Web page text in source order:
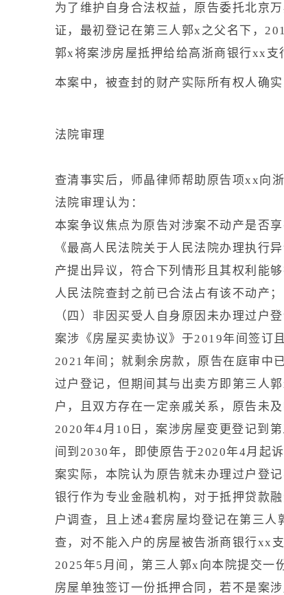
为了维护自身合法权益，原告委托北京
证，最初登记在第三人郭x之父名下，
郭x将案涉房屋抵押给给高浙商银行xx支
本案中，被查封的财产实际所有权人确实
法院审理
查清事实后，师晶律师帮助原告项xx向
法院审理认为：
本案争议焦点为原告对涉案不动产是否
《最高人民法院关于人民法院办理执行
产提出异议，符合下列情形且其权利能
人民法院查封之前已合法占有该不动产
（四）非因买受人自身原因未办理过户登
案涉《房屋买卖协议》于2019年间签订
2021年间；就剩余房款，原告在庭审中
过户登记，但期间其与出卖方即第三人
户，且双方存在一定亲戚关系，原告未
2020年4月10日，案涉房屋变更登记到
间到2030年，即使原告于2020年4月起
案实际，本院认为原告就未办理过户登记
银行作为专业金融机构，对于抵押贷款
户调查，且上述4套房屋均登记在第三
查，对不能入户的房屋被告浙商银行xx
2025年5月间，第三人郭x向本院提交一
房屋单独签订一份抵押合同，若不是案